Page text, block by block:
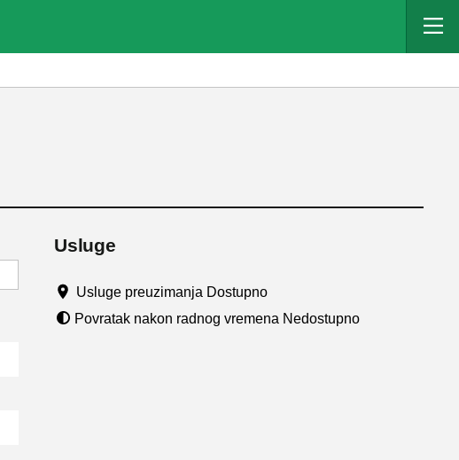
Usluge
Usluge preuzimanja Dostupno
Povratak nakon radnog vremena Nedostupno